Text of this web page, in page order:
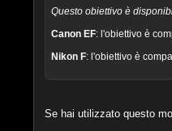
Questo obiettivo è
Canon EF: l'obiettivo è
Nikon F: l'obiettivo è
Se hai utilizzato questo